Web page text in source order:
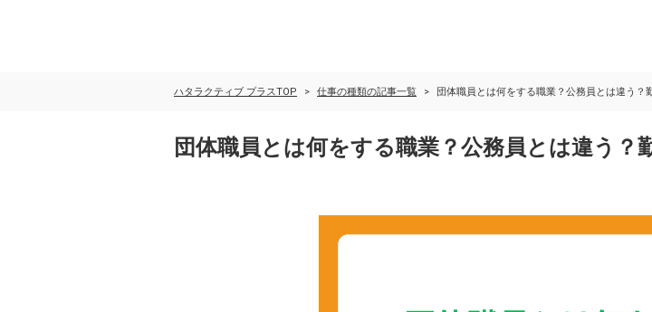
ハタラクティブ プラスTOP 仕事の種類の記事一覧 団体職員とは何をする職業？公務員とは違う？
団体職員とは何をする職業？公務員とは違う？